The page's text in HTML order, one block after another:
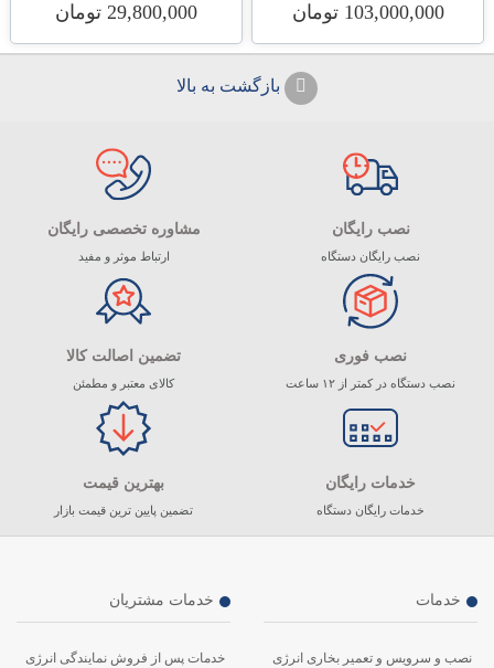
103,000,000 تومان 29,800,000 تومان
بازگشت به بالا
نصب رایگان
نصب رایگان دستگاه
مشاوره تخصصی رایگان
ارتباط موثر و مفید
نصب فوری
نصب دستگاه در کمتر از ۱۲ ساعت
تضمین اصالت کالا
کالای معتبر و مطمئن
خدمات رایگان
خدمات رایگان دستگاه
بهترین قیمت
تضمین پایین ترین قیمت بازار
خدمات
نصب و سرویس و تعمیر بخاری انرژی
خدمات مشتریان
خدمات پس از فروش نمایندگی انرژی